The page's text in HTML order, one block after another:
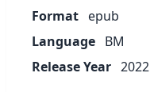
Format epub
Language BM
Release Year 2022